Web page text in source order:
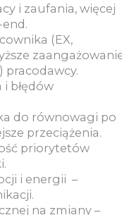
i zaufania, więcej
(EX,
pracodawcy.
błędów
do równowagi po
przeciążenia.
priorytetów
i energii –
na zmiany –